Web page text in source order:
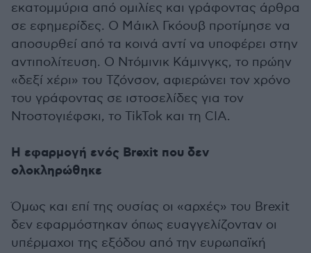
εκατομμύρια από ομιλίες και γράφοντας άρθρα
σε εφημερίδες. Ο Μάικλ Γκόουβ προτίμησε να
αποσυρθεί από τα κοινά αντί να υποφέρει στην
αντιπολίτευση. Ο Ντόμινικ Κάμινγκς, το πρώην
«δεξί χέρι» του Τζόνσον, αφιερώνει τον χρόνο
του γράφοντας σε ιστοσελίδες για τον
Ντοστογιέφσκι, το TikTok και τη CIA.
Η εφαρμογή ενός Brexit που δεν
ολοκληρώθηκε
Όμως και επί της ουσίας οι «αρχές» του Brexit
δεν εφαρμόστηκαν όπως ευαγγελίζονταν οι
υπέρμαχοι της εξόδου από την ευρωπαϊκή